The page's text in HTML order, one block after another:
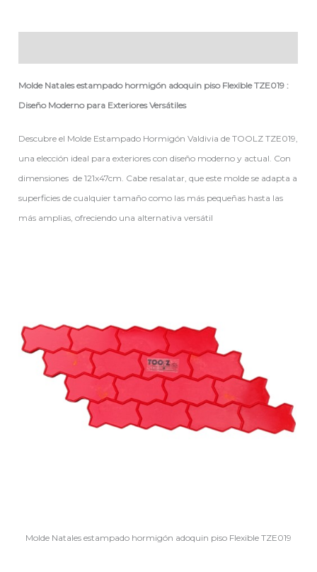
Molde Natales estampado hormigón adoquin piso Flexible TZE019 :
Diseño Moderno para Exteriores Versátiles
Descubre el Molde Estampado Hormigón Valdivia de TOOLZ TZE019,
una elección ideal para exteriores con diseño moderno y actual. Con
dimensiones de 121x47cm. Cabe resalatar, que este molde se adapta a
superficies de cualquier tamaño como las más pequeñas hasta las
más amplias, ofreciendo una alternativa versátil
Molde Natales estampado hormigón adoquin piso Flexible TZE019